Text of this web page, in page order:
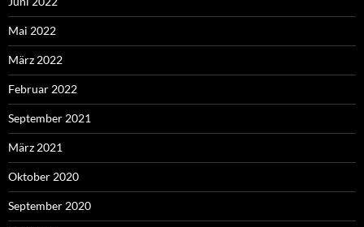
Mai 2022
März 2022
Februar 2022
September 2021
März 2021
Oktober 2020
September 2020